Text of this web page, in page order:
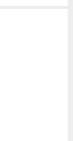
cliente
sobre
se
de